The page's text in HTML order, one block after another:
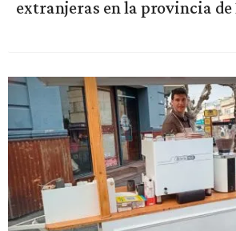
extranjeras en la provincia de